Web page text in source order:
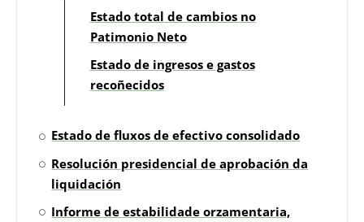
Estado total de cambios no
Patimonio Neto
Estado de ingresos e gastos
recoñecidos
Estado de fluxos de efectivo consolidado
Resolución presidencial de aprobación da
liquidación
Informe de estabilidade orzamentaria,